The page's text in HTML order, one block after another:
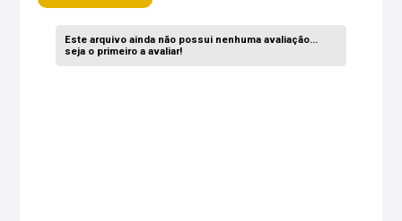
Este arquivo ainda não possui nenhuma avaliação...
seja o primeiro a avaliar!